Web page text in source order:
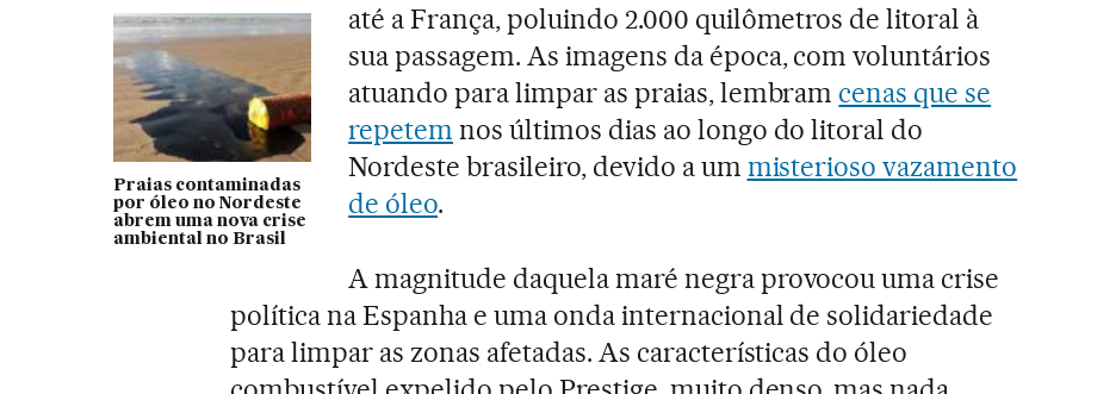
Praias contaminadas
por óleo no Nordeste
abrem uma nova crise
ambiental no Brasil
até a França, poluindo 2.000 quilômetros de litoral à
sua passagem. As imagens da época, com voluntários
atuando para limpar as praias, lembram cenas que se
repetem nos últimos dias ao longo do litoral do
Nordeste brasileiro, devido a um misterioso vazamento
de óleo.
A magnitude daquela maré negra provocou uma crise
política na Espanha e uma onda internacional de solidariedade
para limpar as zonas afetadas. As características do óleo